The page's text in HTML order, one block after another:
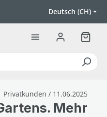
Deutsch (CH)
Privatkunden / 11.06.2025
Mehr